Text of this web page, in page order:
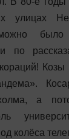
улицах
можно
по
Козы
а
колёса